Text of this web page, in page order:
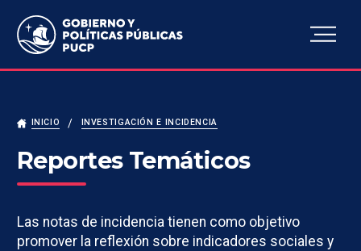
Escuela de Gobierno y
Políticas Públicas
INICIO INVESTIGACIÓN E INCIDENCIA
Reportes Temáticos
Las notas de incidencia tienen como objetivo
promover la reflexión sobre indicadores sociales y